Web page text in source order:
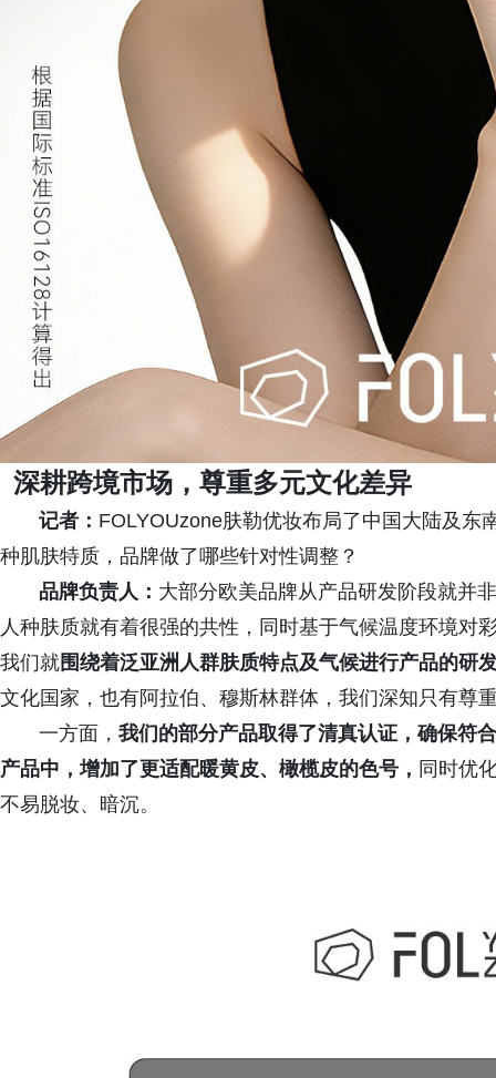
深耕跨境市场，尊重多元文化差异
记者： FOLYOUzone肤勒优妆布局了中国大陆及东
种肌肤特质，品牌做了哪些针对性调整？
品牌负责人： 大部分欧美品牌从产品研发阶段就并
人种肤质就有着很强的共性，同时基于气候温度环境对
我们就围绕着泛亚洲人群肤质特点及气候进行产品的研
文化国家，也有阿拉伯、穆斯林群体，我们深知只有尊
一方面， 我们的部分产品取得了清真认证，确保符
产品中，增加了更适配暖黄皮、橄榄皮的色号， 同时优
不易脱妆、暗沉。